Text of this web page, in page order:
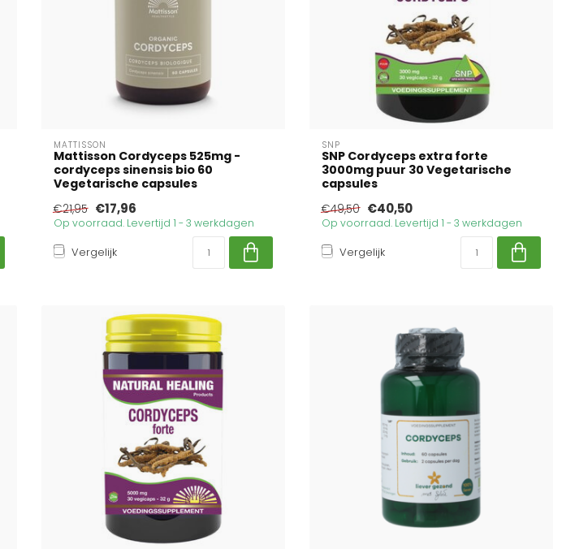
MATTISSON
Mattisson Cordyceps 525mg -
cordyceps sinensis bio 60
Vegetarische capsules
€21,95 €17,96
Op voorraad. Levertijd 1 - 3 werkdagen
Vergelijk
SNP
SNP Cordyceps extra forte
3000mg puur 30 Vegetarische
capsules
€49,50 €40,50
Op voorraad. Levertijd 1 - 3 werkdagen
Vergelijk